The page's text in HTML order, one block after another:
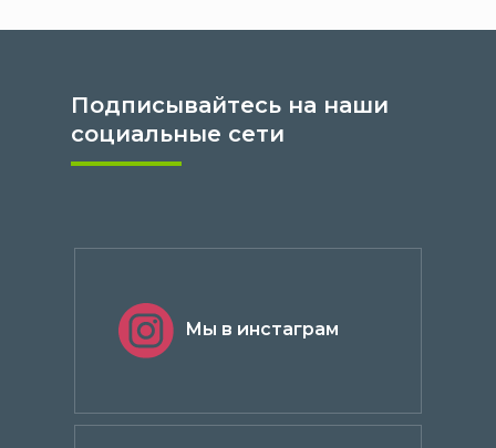
Мы в инстаграм
Подписывайтесь на наши
социальные сети